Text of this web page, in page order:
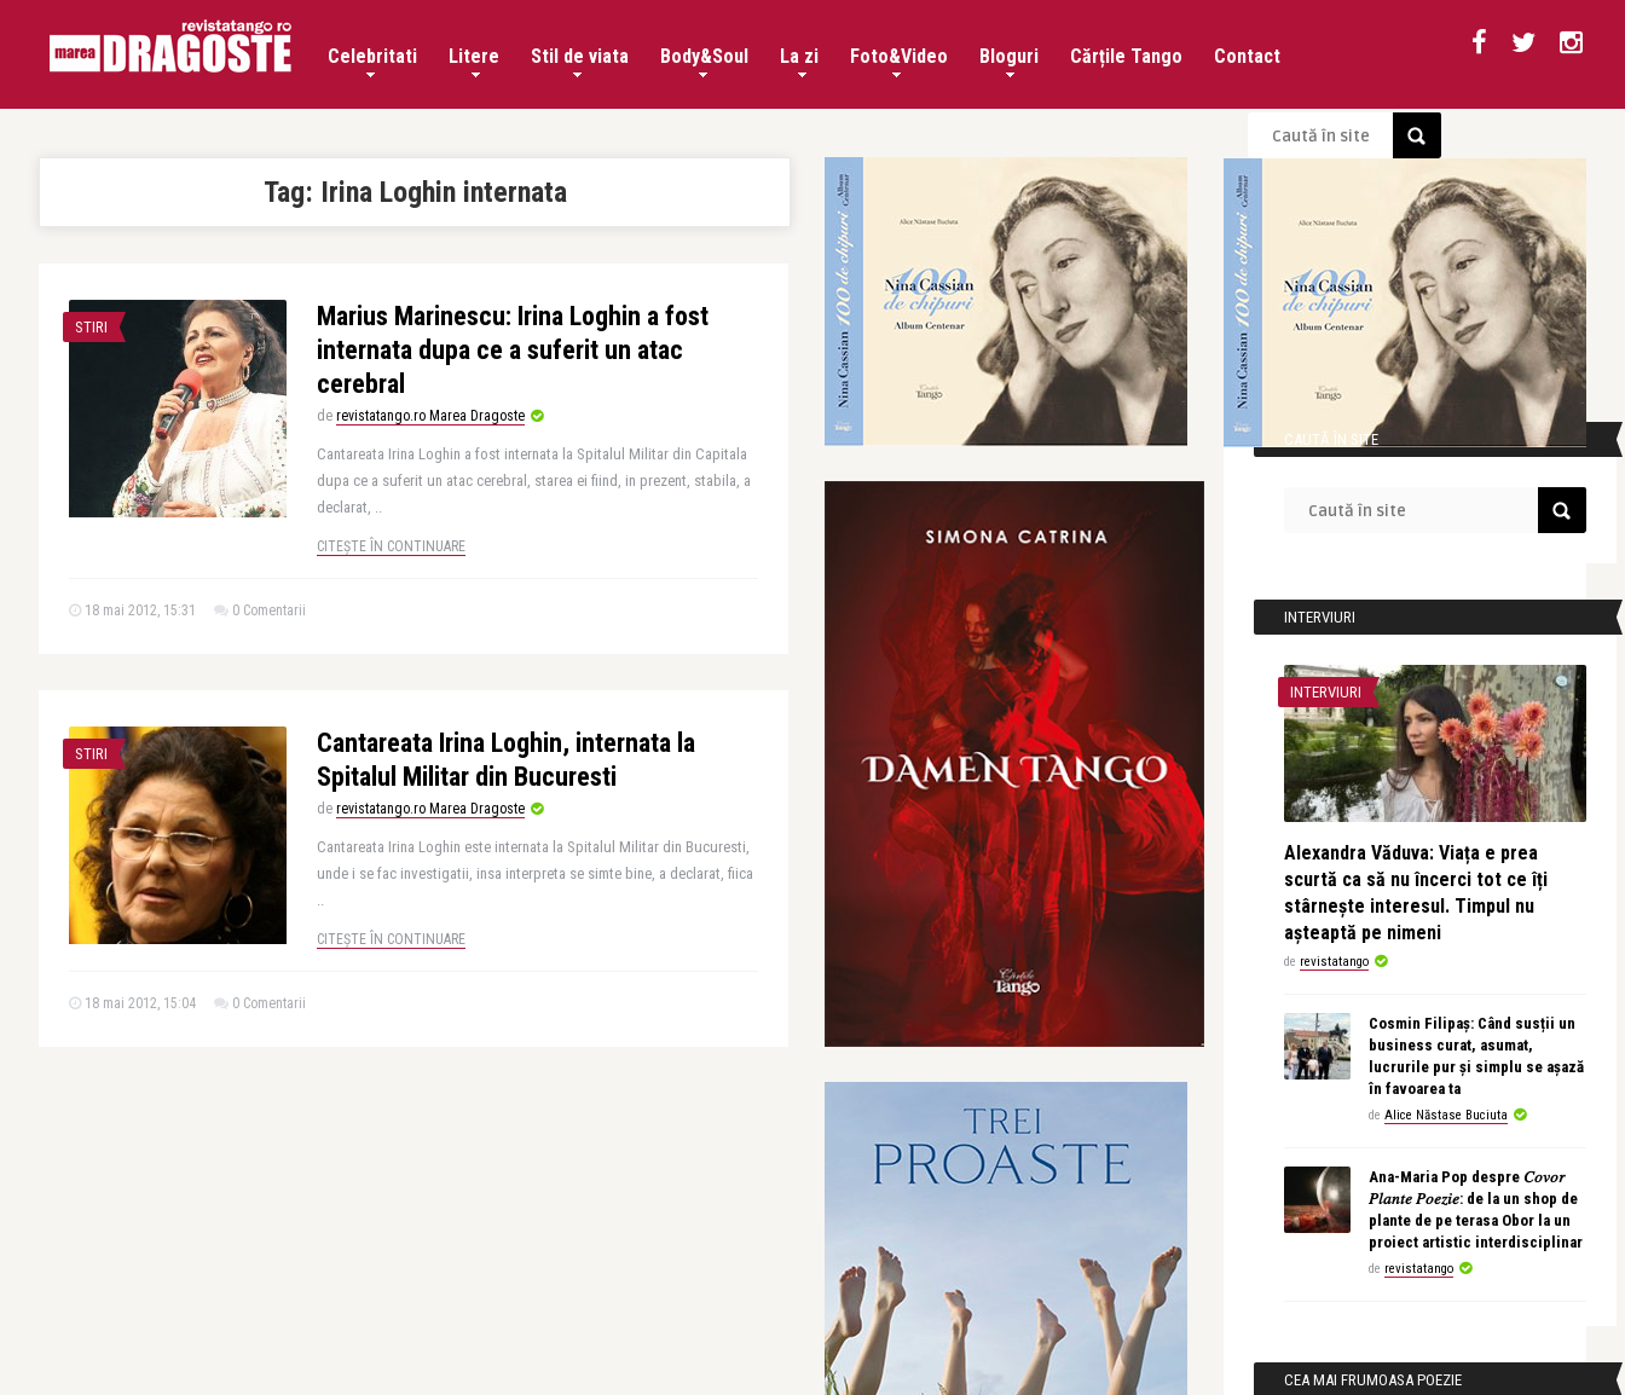
Celebritati Litere Stil de viata Body&Soul La zi Foto&Video Bloguri Cărțile Tango Contact
Tag: Irina Loghin internata
STIRI
Marius Marinescu: Irina Loghin a fost
internata dupa ce a suferit un atac
cerebral
de revistatango.ro Marea Dragoste
Cantareata Irina Loghin a fost internata la Spitalul Militar din Capitala
dupa ce a suferit un atac cerebral, starea ei fiind, in prezent, stabila, a
declarat, ..
CITEȘTE ÎN CONTINUARE
18 mai 2012, 15:31 0 Comentarii
STIRI
Cantareata Irina Loghin, internata la
Spitalul Militar din Bucuresti
de revistatango.ro Marea Dragoste
Cantareata Irina Loghin este internata la Spitalul Militar din Bucuresti,
unde i se fac investigatii, insa interpreta se simte bine, a declarat, fiica
..
CITEȘTE ÎN CONTINUARE
18 mai 2012, 15:04 0 Comentarii
CAUTĂ ÎN SITE
INTERVIURI
INTERVIURI
Alexandra Văduva: Viața e prea
scurtă ca să nu încerci tot ce îți
stârnește interesul. Timpul nu
așteaptă pe nimeni
de revistatango
Cosmin Filipaș: Când susții un
business curat, asumat,
lucrurile pur și simplu se așază
în favoarea ta
de Alice Năstase Buciuta
Ana-Maria Pop despre 𝐶𝑜𝑣𝑜𝑟
𝑃𝑙𝑎𝑛𝑡𝑒 𝑃𝑜𝑒𝑧𝑖𝑒: de la un shop de
plante de pe terasa Obor la un
proiect artistic interdisciplinar
de revistatango
CEA MAI FRUMOASA POEZIE